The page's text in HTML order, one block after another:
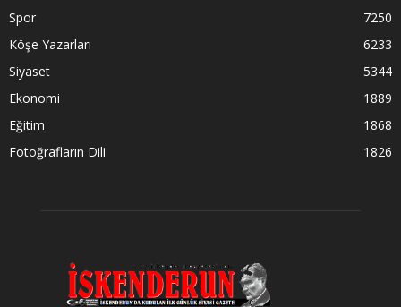
Spor
7250
Köşe Yazarları
6233
Siyaset
5344
Ekonomi
1889
Eğitim
1868
Fotoğrafların Dili
1826